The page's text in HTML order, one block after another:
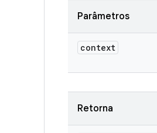
Parâmetros
context
Retorna